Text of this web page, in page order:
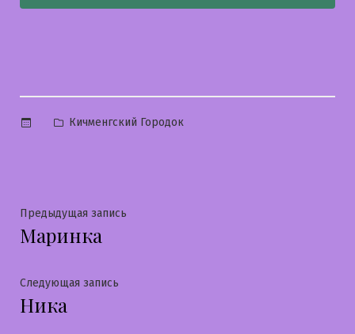
Опубликовано
Кичменгский Городок
Навигация
по
записям
Предыдущая запись
Маринка
Следующая запись
Ника